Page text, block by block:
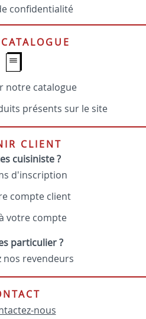
confidentialité
notre catalogue
présents sur le site
CLIENT
cuisiniste ?
d'inscription
compte client
votre compte
particulier ?
nos revendeurs
nous